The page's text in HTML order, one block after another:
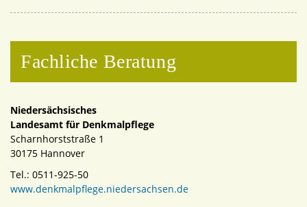
Fachliche Beratung
Niedersächsisches
Landesamt für Denkmalpflege
Scharnhorststraße 1
30175 Hannover
Tel.: 0511-925-50
www.denkmalpflege.niedersachsen.de